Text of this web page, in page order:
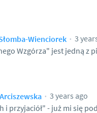
Wienciorek
3
Wzgórza" jest jedną z
3 years ago
i przyjaciół" - już mi się